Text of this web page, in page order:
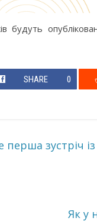
будуть
SHARE 0
перша зустріч
Як у